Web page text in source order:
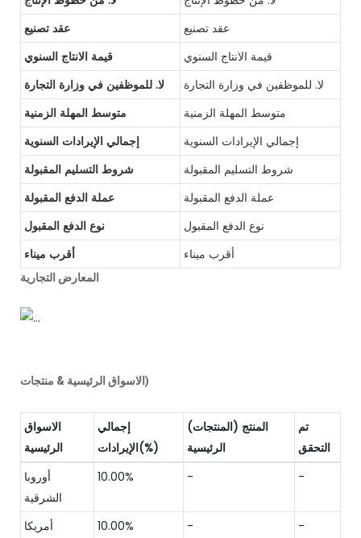
عقد تصنيع
عقد تصنيع
قيمة الانتاج السنوي
قيمة الانتاج السنوي
لا. للموظفين في وزارة التجارة
لا. للموظفين في وزارة التجارة
متوسط ​​المهلة الزمنية
متوسط ​​المهلة الزمنية
إجمالي الإيرادات السنوية
إجمالي الإيرادات السنوية
شروط التسليم المقبولة
شروط التسليم المقبولة
عملة الدفع المقبولة
عملة الدفع المقبولة
نوع الدفع المقبول
نوع الدفع المقبول
أقرب ميناء
أقرب ميناء
المعارض التجارية
الاسواق الرئيسية & منتجات)
الاسواق
الرئيسية
إجمالي
الإيرادات(%)
المنتج (المنتجات)
الرئيسية
تم
التحقق
أوروبا
الشرقية
10.00% - -
أمريكا
10.00% - -